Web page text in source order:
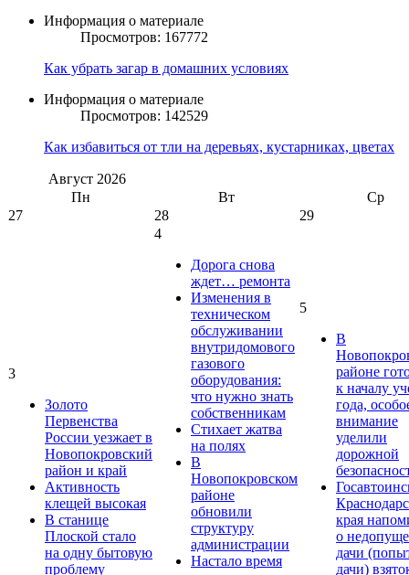
Информация о материале
Просмотров: 167772
Как убрать загар в домашних условиях
Информация о материале
Просмотров: 142529
Как избавиться от тли на деревьях, кустарниках, цветах
Август 2026
Пн
Вт
Ср
27
28 29
3
Золото
Первенства
России уезжает в
Новопокровский
район и край
Активность
клещей высокая
В станице
Плоской стало
на одну бытовую
проблему
4
Дорога снова
ждет… ремонта
Изменения в
техническом
обслуживании
внутридомового
газового
оборудования:
что нужно знать
собственникам
Стихает жатва
на полях
В
Новопокровском
районе
обновили
структуру
администрации
Настало время
5
В
районе
к началу
года,
внимание
уделили
дорожной
края
о
дачи
дачи)